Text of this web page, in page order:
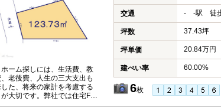
ホーム探しには、生活費、教
老後費、人生の三大支出も
た、将来の家計を考慮する
が大切です。弊社では住宅FP
交通 - -駅 徒
坪数 37.43坪
坪単価 20.84万円
建ぺい率 60.00%
6枚